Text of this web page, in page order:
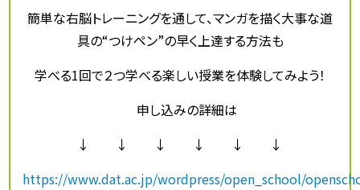
簡単な右脳トレーニングを通して、マンガを描く大事な道
具の“つけペン”の早く上達する方法も
学べる1回で２つ学べる楽しい授業を体験してみよう！
申し込みの詳細は
↓ ↓ ↓ ↓ ↓ ↓
https://www.dat.ac.jp/wordpress/open_school/